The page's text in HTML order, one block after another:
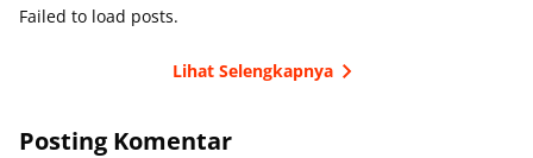
Failed to load posts.
Lihat Selengkapnya
Posting Komentar